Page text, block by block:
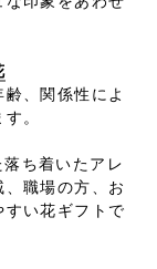
、関係性によ
。
ち着いたアレ
職場の方、お
い花ギフトで